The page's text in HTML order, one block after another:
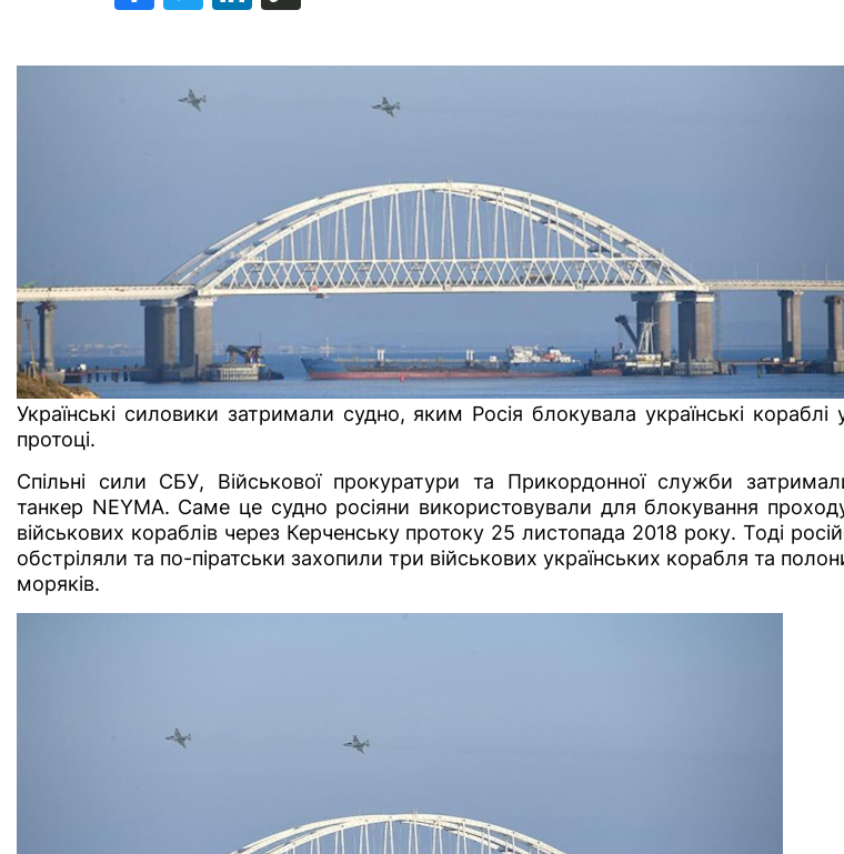
Українські силовики затримали судно, яким Росія блокувала українські кораблі
протоці.
Спільні сили СБУ, Військової прокуратури та Прикордонної служби
танкер NEYMA. Саме це судно росіяни використовували для блокування
військових кораблів через Керченську протоку 25 листопада 2018 року. Тоді
обстріляли та по-піратськи захопилитри військових українських корабля та
моряків.